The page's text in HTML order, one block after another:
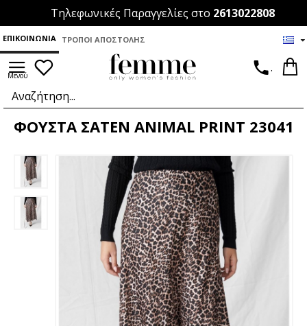
Τηλεφωνικές Παραγγελίες στο 2613022808
ΕΠΙΚΟΙΝΩΝΊΑ ΤΡΌΠΟΙ ΑΠΟΣΤΟΛΉΣ
.
ΦΟΥΣΤΑ ΣΑΤΕΝ ANIMAL PRINT 23041